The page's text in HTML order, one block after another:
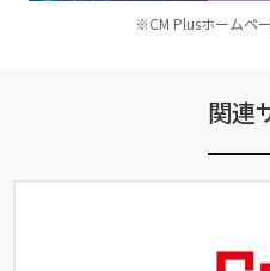
※CM Plusホームペ
関連